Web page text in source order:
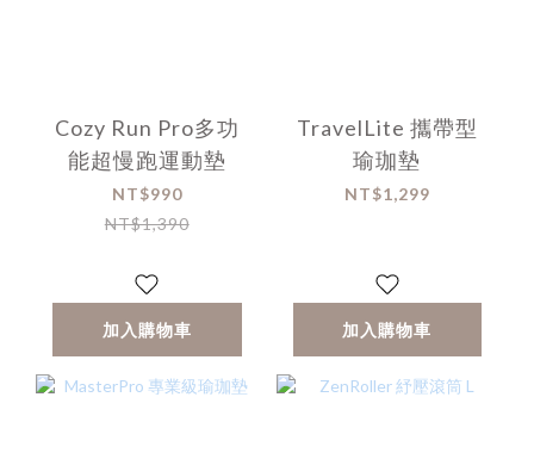
Cozy Run Pro多功
能超慢跑運動墊
NT$990
NT$1,390
加入購物車
TravelLite 攜帶型
瑜珈墊
NT$1,299
加入購物車